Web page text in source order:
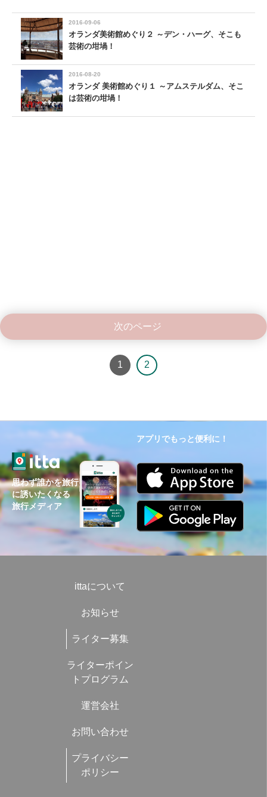
2016-09-06
オランダ美術館めぐり２ ～デン・ハーグ、そこも
芸術の坩堝！
2016-08-20
オランダ 美術館めぐり１ ～アムステルダム、そこ
は芸術の坩堝！
次のページ
1 2
思わず誰かを旅行
に誘いたくなる
旅行メディア
アプリでもっと便利に！
ittaについて
お知らせ
ライター募集
ライターポイン
トプログラム
運営会社
お問い合わせ
プライバシー
ポリシー